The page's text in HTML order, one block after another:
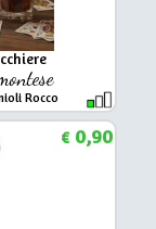
Rocco
€0,90